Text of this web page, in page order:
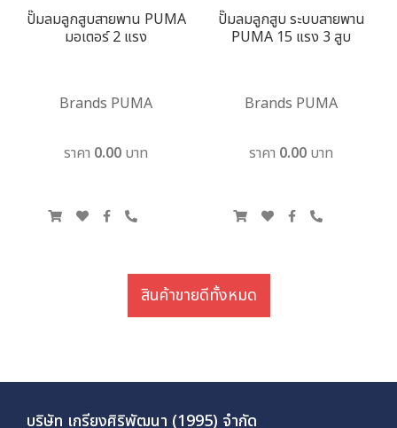
ปั๊มลมลูกสูบสายพาน PUMA
มอเตอร์ 2 แรง
Brands PUMA
ราคา 0.00 บาท
ปั๊มลมลูกสูบ ระบบสายพาน
PUMA 15 แรง 3 สูบ
Brands PUMA
ราคา 0.00 บาท
สินค้าขายดีทั้งหมด
บริษัท เกรียงศิริพัฒนา (1995) จำกัด